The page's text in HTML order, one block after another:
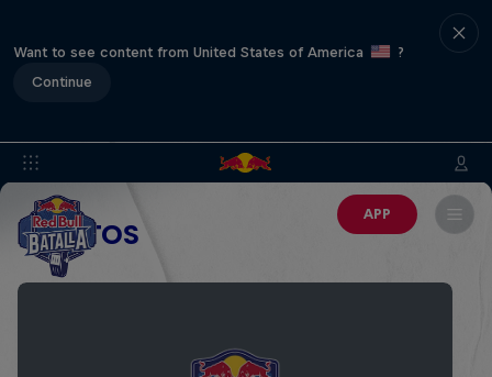
Want to see content from United States of America
?
Continue
APP
EVENTOS